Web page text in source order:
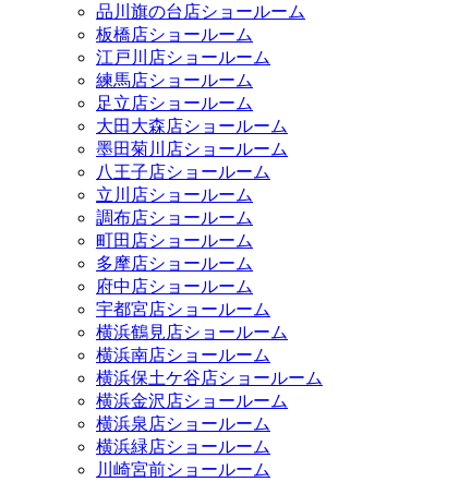
品川旗の台店ショールーム
板橋店ショールーム
江戸川店ショールーム
練馬店ショールーム
足立店ショールーム
大田大森店ショールーム
墨田菊川店ショールーム
八王子店ショールーム
立川店ショールーム
調布店ショールーム
町田店ショールーム
多摩店ショールーム
府中店ショールーム
宇都宮店ショールーム
横浜鶴見店ショールーム
横浜南店ショールーム
横浜保土ケ谷店ショールーム
横浜金沢店ショールーム
横浜泉店ショールーム
横浜緑店ショールーム
川崎宮前ショールーム